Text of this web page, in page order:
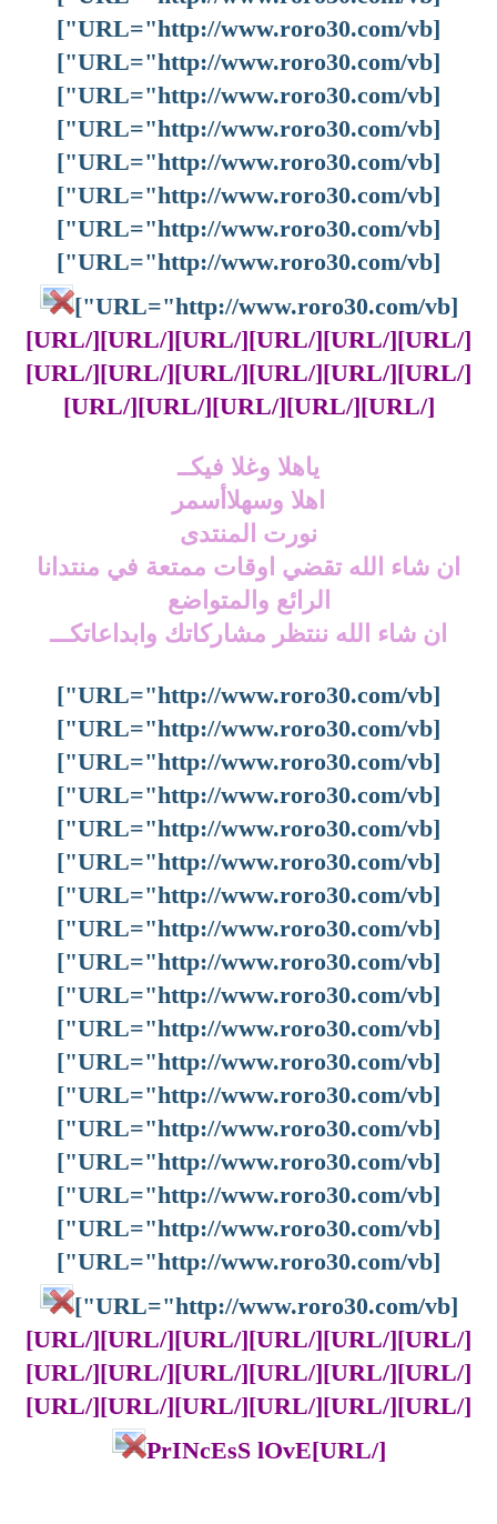
[URL="http://www.roro30.com/vb"]
[URL="http://www.roro30.com/vb"]
[URL="http://www.roro30.com/vb"]
[URL="http://www.roro30.com/vb"]
[URL="http://www.roro30.com/vb"]
[URL="http://www.roro30.com/vb"]
[URL="http://www.roro30.com/vb"]
[URL="http://www.roro30.com/vb"]
[URL="http://www.roro30.com/vb"]
[/URL][/URL][/URL][/URL][/URL][/URL]
[/URL][/URL][/URL][/URL][/URL][/URL]
[/URL][/URL][/URL][/URL][/URL]
ياهلا وغلا فيكــ
اهلا وسهلاأسمر
نورت المنتدى
ان شاء الله تقضي اوقات ممتعة في منتدانا
الرائع والمتواضع
ان شاء الله ننتظر مشاركاتك وابداعاتكـــ
[URL="http://www.roro30.com/vb"]
[URL="http://www.roro30.com/vb"]
[URL="http://www.roro30.com/vb"]
[URL="http://www.roro30.com/vb"]
[URL="http://www.roro30.com/vb"]
[URL="http://www.roro30.com/vb"]
[URL="http://www.roro30.com/vb"]
[URL="http://www.roro30.com/vb"]
[URL="http://www.roro30.com/vb"]
[URL="http://www.roro30.com/vb"]
[URL="http://www.roro30.com/vb"]
[URL="http://www.roro30.com/vb"]
[URL="http://www.roro30.com/vb"]
[URL="http://www.roro30.com/vb"]
[URL="http://www.roro30.com/vb"]
[URL="http://www.roro30.com/vb"]
[URL="http://www.roro30.com/vb"]
[URL="http://www.roro30.com/vb"]
[URL="http://www.roro30.com/vb"]
[/URL][/URL][/URL][/URL][/URL][/URL]
[/URL][/URL][/URL][/URL][/URL][/URL]
[/URL][/URL][/URL][/URL][/URL][/URL]
[/URL]PrINcEsS lOvE